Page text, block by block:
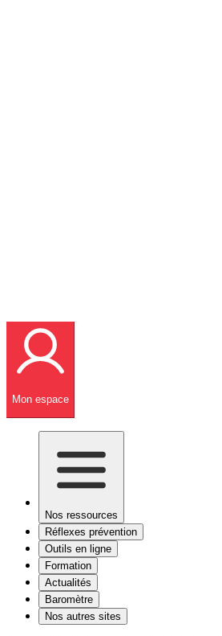
Mon espace
Nos ressources
Réflexes prévention
Outils en ligne
Formation
Actualités
Baromètre
Nos autres sites